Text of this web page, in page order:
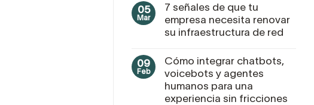
05
Mar
7 señales de que tu
empresa necesita renovar
su infraestructura de red
09
Feb
Cómo integrar chatbots,
voicebots y agentes
humanos para una
experiencia sin fricciones